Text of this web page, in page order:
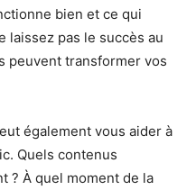
bien et ce qui
laissez pas le succès au
peuvent transformer vos
également vous aider à
Quels contenus
? À quel moment de la